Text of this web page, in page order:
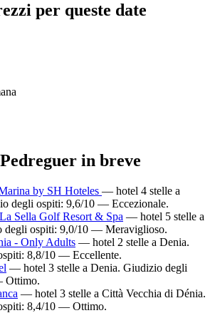
per queste date
in breve
by SH Hoteles — hotel 4 stelle a
degli ospiti: 9,6/10 — Eccezionale.
Sella Golf Resort & Spa — hotel 5 stelle a
degli ospiti: 9,0/10 — Meraviglioso.
- Only Adults — hotel 2 stelle a Denia.
8,8/10 — Eccellente.
— hotel 3 stelle a Denia. Giudizio degli
Ottimo.
— hotel 3 stelle a Città Vecchia di Dénia.
8,4/10 — Ottimo.